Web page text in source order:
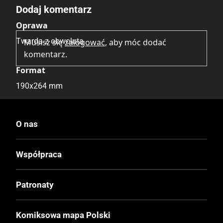
Oprawa
Twarda z obwolutą
Format
190x264 mm
Cena Okładkowa
9788368331301
Dodaj komentarz
Musisz sięzalogować, aby móc dodać
komentarz.
O nas
Współpraca
Patronaty
Komiksowa mapa Polski